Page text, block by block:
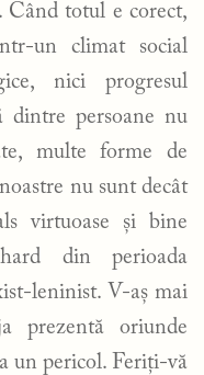
Când totul e corect,
un climat social
nici progresul
dintre persoane nu
multe forme de
nu sunt decât
virtuoase și bine
din perioada
leninist. V-aș mai
prezentă oriunde
un pericol. Feriți-vă